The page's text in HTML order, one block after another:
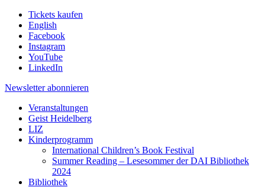
Tickets kaufen
English
Facebook
Instagram
YouTube
LinkedIn
Newsletter abonnieren
Veranstaltungen
Geist Heidelberg
LIZ
Kinderprogramm
International Children’s Book Festival
Summer Reading – Lesesommer der DAI Bibliothek
2024
Bibliothek